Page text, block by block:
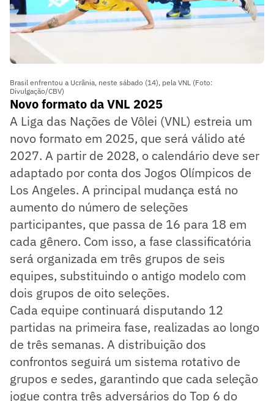
Brasil enfrentou a Ucrânia, neste sábado (14), pela VNL (Foto:
Divulgação/CBV)
Novo formato da VNL 2025
A Liga das Nações de Vôlei (VNL) estreia um
novo formato em 2025, que será válido até
2027. A partir de 2028, o calendário deve ser
adaptado por conta dos Jogos Olímpicos de
Los Angeles. A principal mudança está no
aumento do número de seleções
participantes, que passa de 16 para 18 em
cada gênero. Com isso, a fase classificatória
será organizada em três grupos de seis
equipes, substituindo o antigo modelo com
dois grupos de oito seleções.
Cada equipe continuará disputando 12
partidas na primeira fase, realizadas ao longo
de três semanas. A distribuição dos
confrontos seguirá um sistema rotativo de
grupos e sedes, garantindo que cada seleção
jogue contra três adversários do Top 6 do